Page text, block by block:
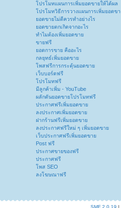
โปรโมทแผนการเพิ่มยอดขายให้ได้ผล
โปรโมทวิธีการวางแผนการเพิ่มยอดข
ยอดขายไม่ดีควรทำอย่างไร
ยอดขายตกเกิดจากอะไร
ทำไมต้องเพิ่มยอดขาย
ขายฟรี
ยอดการขาย คืออะไร
กลยุทธ์เพิ่มยอดขาย
โพสฟรีการกระตุ้นยอดขาย
เว็บบอร์ดฟรี
โปรโมทฟรี
มีลูกค้าเพิ่ม - YouTube
ผลักดันยอดขายโปรโมทฟรี
ประกาศฟรีเพิ่มยอดขาย
ลงประกาศเพิ่มยอดขาย
ฝากร้านฟรีเพิ่มยอดขาย
ลงประกาศฟรีใหม่ ๆ เพิ่มยอดขาย
เว็บประกาศฟรีเพิ่มยอดขาย
Post ฟรี
ประกาศขายของฟรี
ประกาศฟรี
โพส SEO
ลงโฆษณาฟรี
SMF 2.0.19 |